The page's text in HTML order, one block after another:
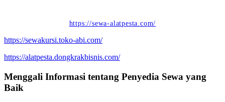
https://sewa-alatpesta.com/
https://sewakursi.toko-abi.com/
https://alatpesta.dongkrakbisnis.com/
Menggali Informasi tentang Penyedia Sewa yang
Baik